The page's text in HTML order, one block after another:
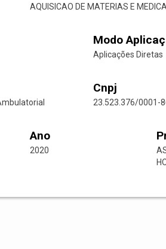
AQUISICAO DE MATERIAS E
Modo
Aplicações Diretas
Cnpj
23.523.376/0001-
Ano
2020